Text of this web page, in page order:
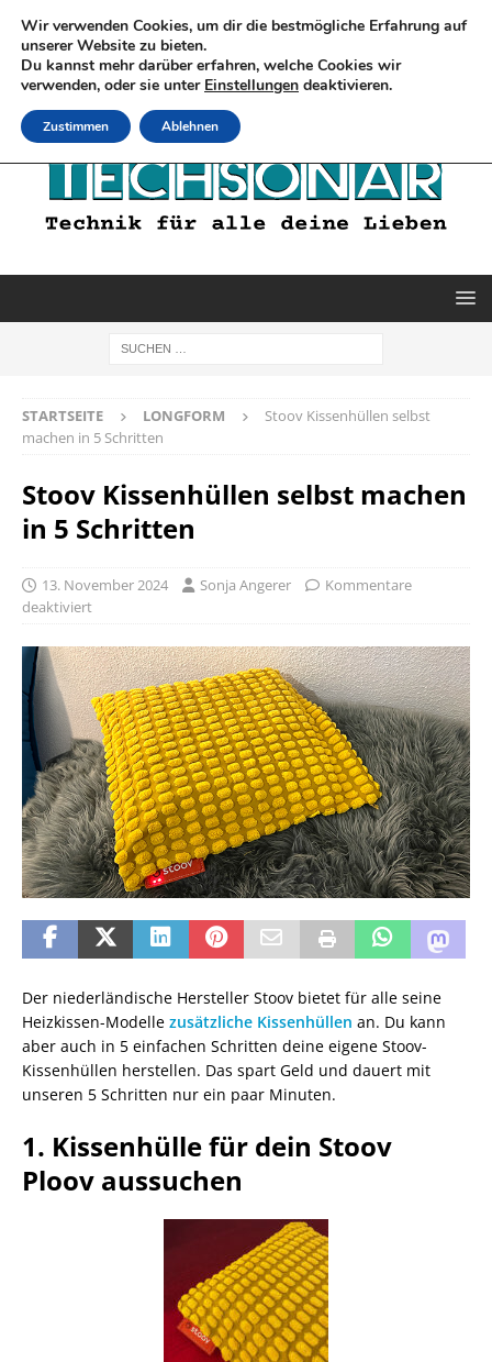
STARTSEITE LONGFORM
Stoov Kissenhüllen selbst
machen in 5 Schritten
Stoov Kissenhüllen selbst machen
in 5 Schritten
13. November 2024 Sonja Angerer
Kommentare
deaktiviert
Der niederländische Hersteller Stoov bietet für alle seine
Heizkissen-Modelle zusätzliche Kissenhüllen an. Du kann
aber auch in 5 einfachen Schritten deine eigene Stoov-
Kissenhüllen herstellen. Das spart Geld und dauert mit
unseren 5 Schritten nur ein paar Minuten.
1. Kissenhülle für dein Stoov
Ploov aussuchen
Wir verwenden Cookies, um dir die bestmögliche Erfahrung auf
unserer Website zu bieten.
Du kannst mehr darüber erfahren, welche Cookies wir
verwenden, oder sie unter Einstellungen deaktivieren.
Zustimmen Ablehnen